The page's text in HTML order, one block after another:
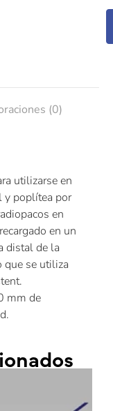
(0)
utilizarse en
y poplítea por
en
en un
distal de la
que se utiliza
mm de